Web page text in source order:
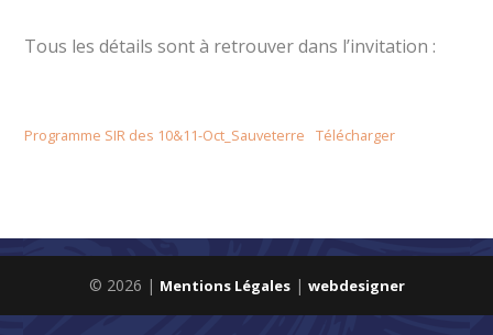
Tous les détails sont à retrouver dans l’invitation :
Programme SIR des 10&11-Oct_Sauveterre Télécharger
© 2026 | Mentions Légales| webdesigner